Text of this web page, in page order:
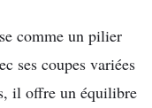
comme un pilier
ses coupes variées
il offre un équilibre